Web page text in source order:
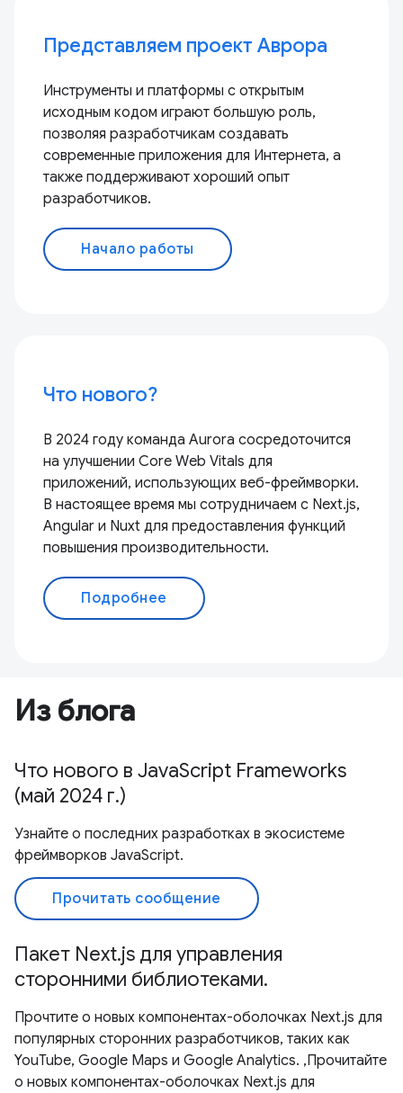
Представляем проект Аврора
Инструменты и платформы с открытым
исходным кодом играют большую роль,
позволяя разработчикам создавать
современные приложения для Интернета, а
также поддерживают хороший опыт
разработчиков.
Начало работы
Что нового?
В 2024 году команда Aurora сосредоточится
на улучшении Core Web Vitals для
приложений, использующих веб-фреймворки.
В настоящее время мы сотрудничаем с Next.js,
Angular и Nuxt для предоставления функций
повышения производительности.
Подробнее
Из блога
Что нового в JavaScript Frameworks
(май 2024 г.)
Узнайте о последних разработках в экосистеме
фреймворков JavaScript.
Прочитать сообщение
Пакет Next.js для управления
сторонними библиотеками.
Прочтите о новых компонентах-оболочках Next.js для
популярных сторонних разработчиков, таких как
YouTube, Google Maps и Google Analytics. ,Прочитайте
о новых компонентах-оболочках Next.js для